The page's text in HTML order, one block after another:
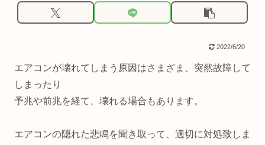
2022/6/20
エアコンが壊れてしまう原因はさまざま、突然故障して
しまったり
予兆や前兆を経て、壊れる場合もあります。
エアコンの隠れた悲鳴を聞き取って、適切に対処致しま